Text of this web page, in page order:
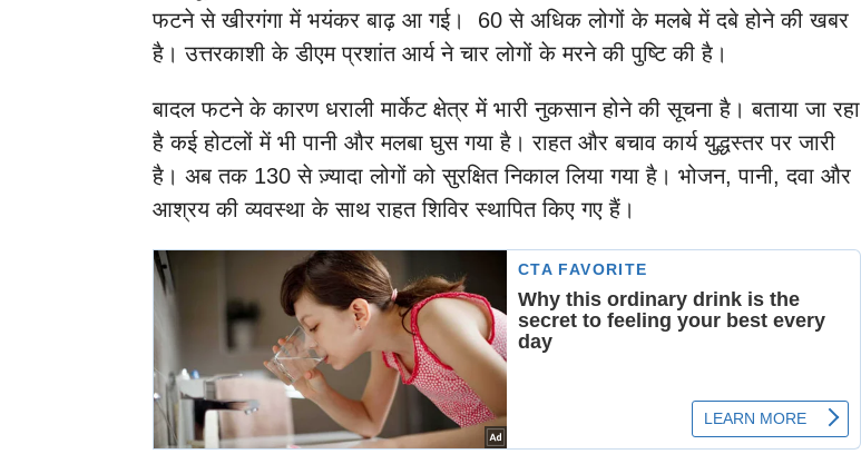
फटने से खीरगंगा में भयंकर बाढ़ आ गई। 60 से अधिक लोगों के मलबे में दबे होने की खबर
है। उत्तरकाशी के डीएम प्रशांत आर्य ने चार लोगों के मरने की पुष्टि की है।
बादल फटने के कारण धराली मार्केट क्षेत्र में भारी नुकसान होने की सूचना है। बताया जा रहा
है कई होटलों में भी पानी और मलबा घुस गया है। राहत और बचाव कार्य युद्धस्तर पर जारी
है। अब तक 130 से ज़्यादा लोगों को सुरक्षित निकाल लिया गया है। भोजन, पानी, दवा और
आश्रय की व्यवस्था के साथ राहत शिविर स्थापित किए गए हैं।